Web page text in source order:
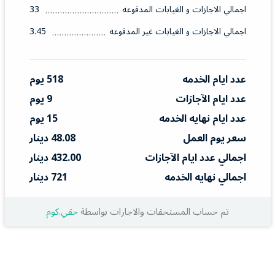
اجمالي الاجازات و الغيابات المدفوعه
33
اجمالي الاجازات و الغيابات غير المدفوعه
3.45
عدد ايام الخدمه
518 يوم
عدد ايام الآجازات
9 يوم
عدد ايام نهايه الخدمه
15 يوم
سعر يوم العمل
48.08 دينار
اجمالي عدد ايام الآجازات
432.00 دينار
اجمالي نهايه الخدمه
721 دينار
تم حساب المستحقات والاجارات بواسطةحقي.كوم